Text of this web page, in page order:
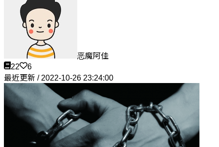
恶魔阿佳
22
6
最近更新 / 2022-10-26 23:24:00